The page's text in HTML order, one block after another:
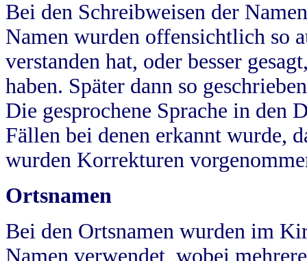
Bei den Schreibweisen der
Namen wurden offensichtlich so
verstanden hat, oder besser
haben. Später dann so
Die gesprochene Sprache in
Fällen bei denen erkannt wurde,
wurden Korrekturen
Ortsnamen
Bei den Ortsnamen wurden im
Namen verwendet, wobei